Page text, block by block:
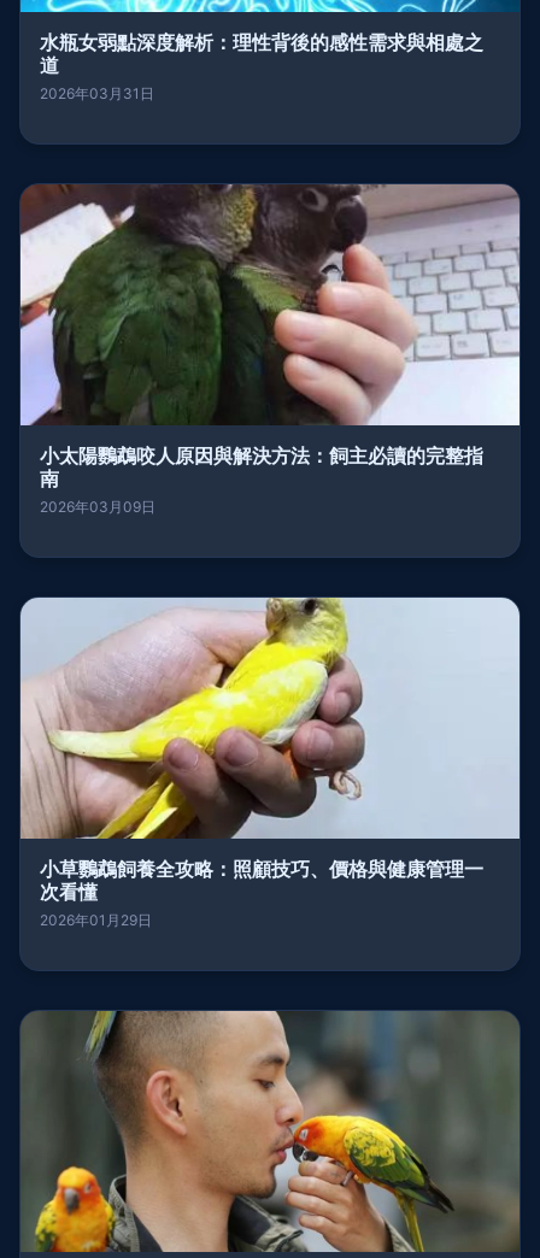
水瓶女弱點深度解析：理性背後的感性需求與相處之
道
2026年03月31日
小太陽鸚鵡咬人原因與解決方法：飼主必讀的完整指
南
2026年03月09日
小草鸚鵡飼養全攻略：照顧技巧、價格與健康管理一
次看懂
2026年01月29日